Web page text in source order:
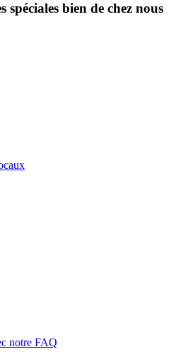
spéciales bien de chez nous
notre FAQ